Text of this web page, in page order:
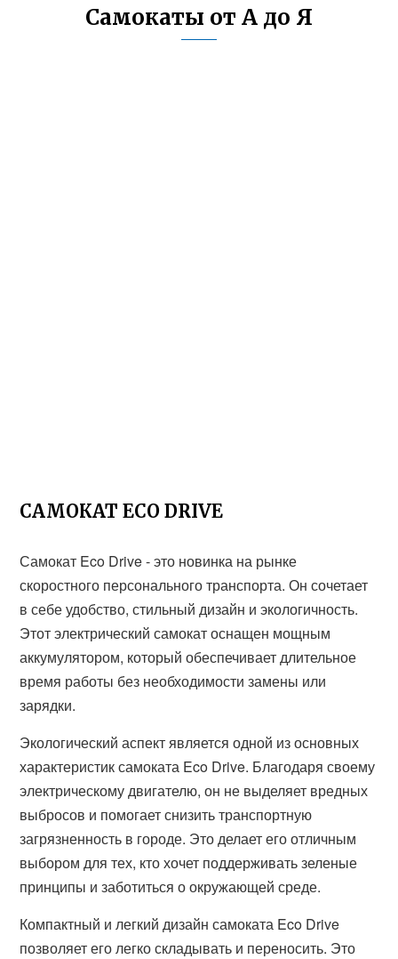
Самокаты от А до Я
САМОКАТ ECO DRIVE
Самокат Eco Drive - это новинка на рынке
скоростного персонального транспорта. Он сочетает
в себе удобство, стильный дизайн и экологичность.
Этот электрический самокат оснащен мощным
аккумулятором, который обеспечивает длительное
время работы без необходимости замены или
зарядки.
Экологический аспект является одной из основных
характеристик самоката Eco Drive. Благодаря своему
электрическому двигателю, он не выделяет вредных
выбросов и помогает снизить транспортную
загрязненность в городе. Это делает его отличным
выбором для тех, кто хочет поддерживать зеленые
принципы и заботиться о окружающей среде.
Компактный и легкий дизайн самоката Eco Drive
позволяет его легко складывать и переносить. Это